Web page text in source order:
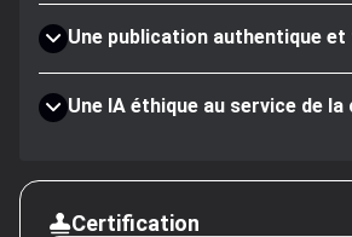
Une publication authentique
Une IA éthique au service de
Certification